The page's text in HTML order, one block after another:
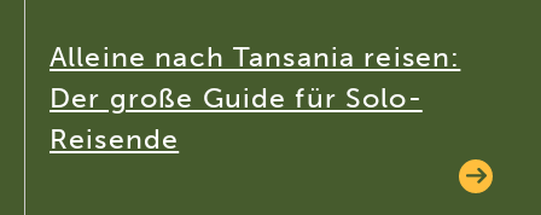
Alleine nach Tansania reisen:
Der große Guide für Solo-
Reisende